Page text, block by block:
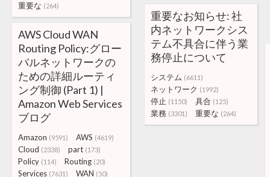
重要な (264)
重要なお知らせ: 社
内ネットワークシス
テム不具合に伴う業
務停止について
システム (6611)
ネットワーク (1992)
停止 (1150) 具合 (125)
業務 (3301) 重要な (264)
AWS Cloud WAN
Routing Policy:グロー
バルネットワークの
ための詳細ルーティ
ング制御 (Part 1) |
Amazon Web Services
ブログ
Amazon (9591) AWS (4619)
Cloud (2338) part (173)
Policy (114) Routing (20)
Services (7631) WAN (50)